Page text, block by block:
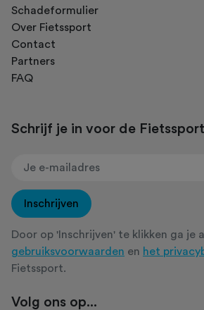
Schadeformulier
Over Fietssport
Contact
Partners
FAQ
Schrijf je in voor de
Inschrijven
Door op 'Inschrijven' te klikken ga je
gebruiksvoorwaarden en het
Fietssport.
Volg ons op...